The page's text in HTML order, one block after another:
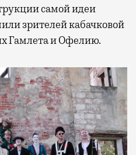
самой идеи
зрителей кабачковой
Гамлета и Офелию.